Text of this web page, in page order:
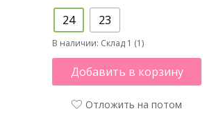
24
23
В наличии: Склад 1 (1)
Добавить в корзину
Отложить на потом